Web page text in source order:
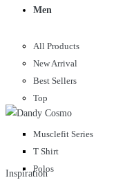
Men
All Products
New Arrival
Best Sellers
Top
Musclefit Series
T Shirt
Polos
Inspiration